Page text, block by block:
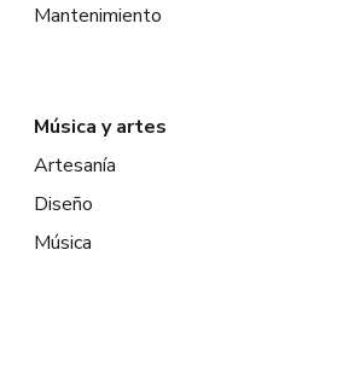
Mantenimiento
Música y artes
Artesanía
Diseño
Música